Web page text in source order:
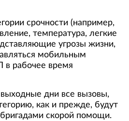
срочности (например,
температура, легкие
угрозы жизни,
мобильным
рабочее время
дни все вызовы,
как и прежде, будут
скорой помощи.